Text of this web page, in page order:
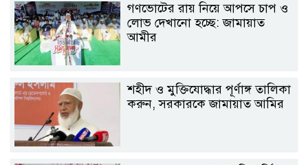
গণভোটের রায় নিয়ে আপসে চাপ ও
লোভ দেখানো হচ্ছে: জামায়াত
আমীর
শহীদ ও মুক্তিযোদ্ধার পূর্ণাঙ্গ তালিকা
করুন, সরকারকে জামায়াত আমির